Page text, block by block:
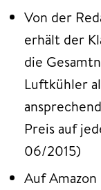
Von der
erhält der
die
Luftkühler
Preis auf
06/2015)
Auf